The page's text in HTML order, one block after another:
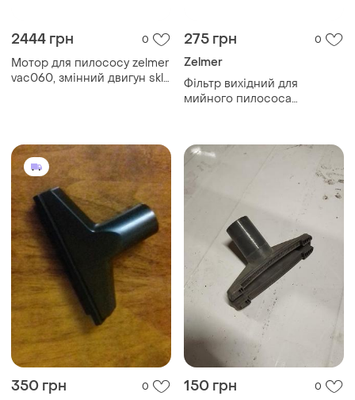
2444 грн 0
Мотор для пилососу zelmer
vac060, змінний двигун skl
275 грн 0
Zelmer
Фільтр вихідний для
мийного пилососа
350 грн 0 150 грн 0